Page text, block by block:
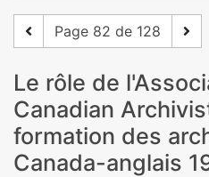
Page 82 de 128
Le rôle de
Canadian
formation des
Canada-anglais